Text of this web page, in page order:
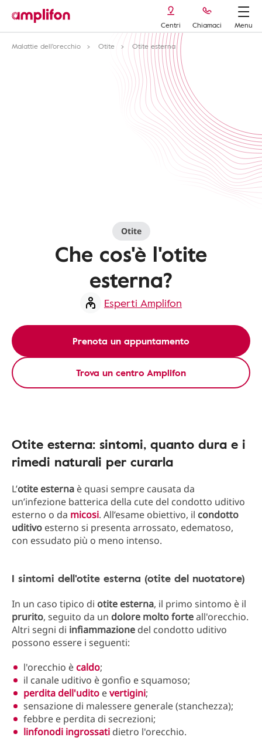
Centri Chiamaci
Menu
Malattie dell'orecchio
Otite Otite esterna
Otite
Che cos'è l'otite
esterna?
Esperti Amplifon
Prenota un appuntamento
Trova un centro Amplifon
Otite esterna: sintomi, quanto dura e i
rimedi naturali per curarla
L’otite esterna è quasi sempre causata da
un’infezione batterica della cute del condotto uditivo
esterno o da micosi. All’esame obiettivo, il condotto
uditivo esterno si presenta arrossato, edematoso,
con essudato più o meno intenso.
I sintomi dell'otite esterna (otite del nuotatore)
In un caso tipico di otite esterna, il primo sintomo è il
prurito, seguito da un dolore molto forteall'orecchio.
Altri segni di infiammazione del condotto uditivo
possono essere i seguenti:
l'orecchio ècaldo;
il canale uditivo è gonfio e squamoso;
perdita dell'udito evertigini;
sensazione di malessere generale (stanchezza);
febbre e perdita di secrezioni;
linfonodi ingrossati dietro l'orecchio.